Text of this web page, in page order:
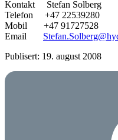
Kontakt Stefan Solberg
Telefon +47 22539280
Mobil +47 91727528
Email
Publisert: 19. august 2008